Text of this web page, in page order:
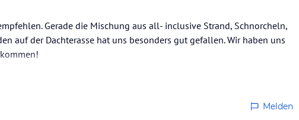
Gerade die Mischung aus all- inclusive Strand, Schnorcheln,
auf der Dachterasse hat uns besonders gut gefallen. Wir haben uns
Melden